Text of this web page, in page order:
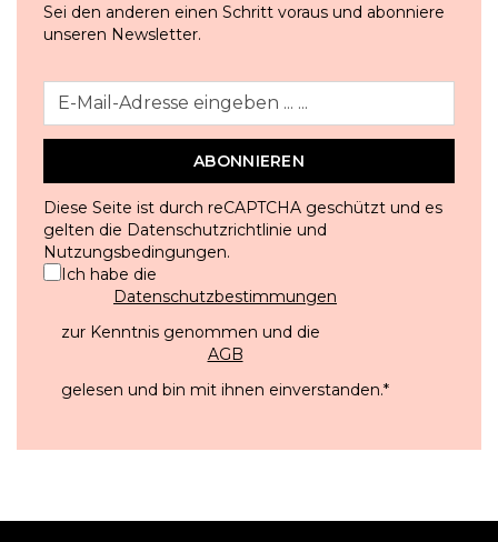
Sei den anderen einen Schritt voraus und abonniere
unseren Newsletter.
ABONNIEREN
Diese Seite ist durch reCAPTCHA geschützt und es
gelten die Datenschutzrichtlinie und
Nutzungsbedingungen.
Ich habe die
Datenschutzbestimmungen
zur Kenntnis genommen und die
AGB
gelesen und bin mit ihnen einverstanden.*